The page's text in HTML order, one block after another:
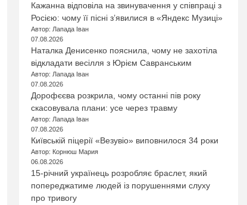
Кажанна відповіла на звинувачення у співпраці з
Росією: чому її пісні з’явилися в «Яндекс Музиці»
Автор: Лапада Іван
07.08.2026
Наталка Денисенко пояснила, чому не захотіла
відкладати весілля з Юрієм Савранським
Автор: Лапада Іван
07.08.2026
Дорофєєва розкрила, чому останні пів року
скасовувала плани: усе через травму
Автор: Лапада Іван
07.08.2026
Київській піцерії «Везувіо» виповнилося 34 роки
Автор: Корнюш Мария
06.08.2026
15-річний українець розробляє браслет, який
попереджатиме людей із порушеннями слуху
про тривогу